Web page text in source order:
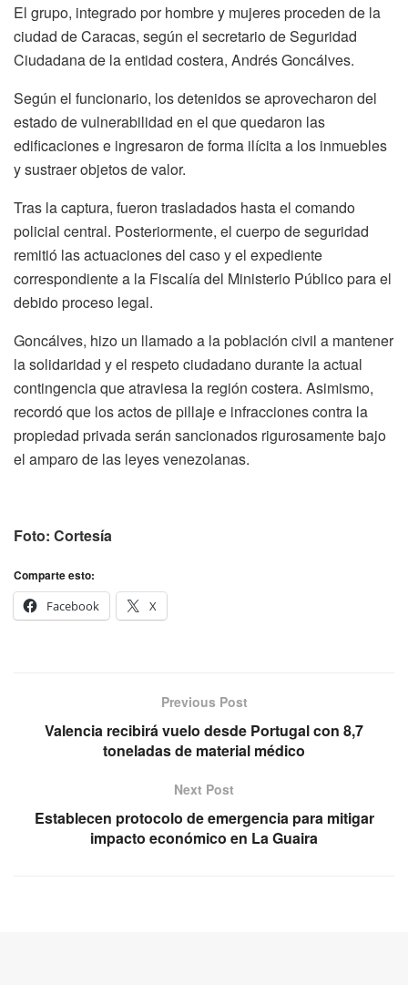
El grupo, integrado por hombre y mujeres proceden de la
ciudad de Caracas, según el secretario de Seguridad
Ciudadana de la entidad costera, Andrés Goncálves.
Según el funcionario, los detenidos se aprovecharon del
estado de vulnerabilidad en el que quedaron las
edificaciones e ingresaron de forma ilícita a los inmuebles
y sustraer objetos de valor.
Tras la captura, fueron trasladados hasta el comando
policial central. Posteriormente, el cuerpo de seguridad
remitió las actuaciones del caso y el expediente
correspondiente a la Fiscalía del Ministerio Público para el
debido proceso legal.
Goncálves, hizo un llamado a la población civil a mantener
la solidaridad y el respeto ciudadano durante la actual
contingencia que atraviesa la región costera. Asimismo,
recordó que los actos de pillaje e infracciones contra la
propiedad privada serán sancionados rigurosamente bajo
el amparo de las leyes venezolanas.
Foto: Cortesía
Comparte esto:
Facebook
X
Previous Post
Valencia recibirá vuelo desde Portugal con 8,7
toneladas de material médico
Next Post
Establecen protocolo de emergencia para mitigar
impacto económico en La Guaira